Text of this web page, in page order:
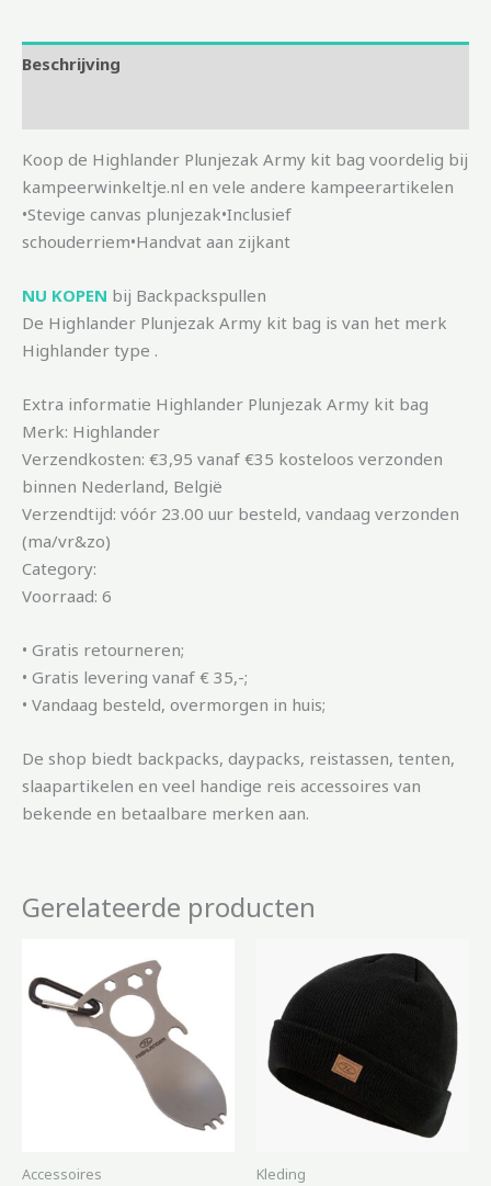
Beschrijving
Koop de Highlander Plunjezak Army kit bag voordelig bij
kampeerwinkeltje.nl en vele andere kampeerartikelen
•Stevige canvas plunjezak•Inclusief
schouderriem•Handvat aan zijkant
NU KOPEN bij Backpackspullen
De Highlander Plunjezak Army kit bag is van het merk
Highlander type .
Extra informatie Highlander Plunjezak Army kit bag
Merk: Highlander
Verzendkosten: €3,95 vanaf €35 kosteloos verzonden
binnen Nederland, België
Verzendtijd: vóór 23.00 uur besteld, vandaag verzonden
(ma/vr&zo)
Category:
Voorraad: 6
• Gratis retourneren;
• Gratis levering vanaf € 35,-;
• Vandaag besteld, overmorgen in huis;
De shop biedt backpacks, daypacks, reistassen, tenten,
slaapartikelen en veel handige reis accessoires van
bekende en betaalbare merken aan.
Gerelateerde producten
Accessoires Kleding